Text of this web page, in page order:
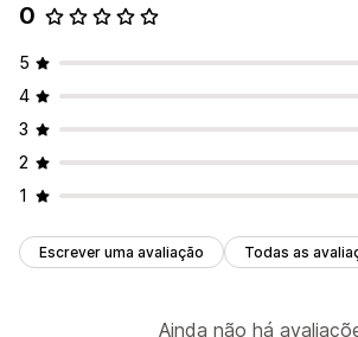
Cor e tipo de letra
0
5
4
3
2
1
Escrever uma avaliação Todas as
Ainda não há